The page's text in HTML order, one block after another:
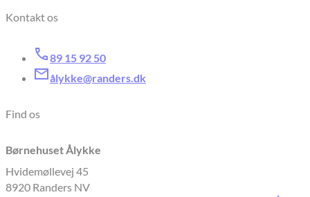
Kontakt os
89 15 92 50
ålykke@randers.dk
Find os
Børnehuset Ålykke
Hvidemøllevej 45
8920 Randers NV